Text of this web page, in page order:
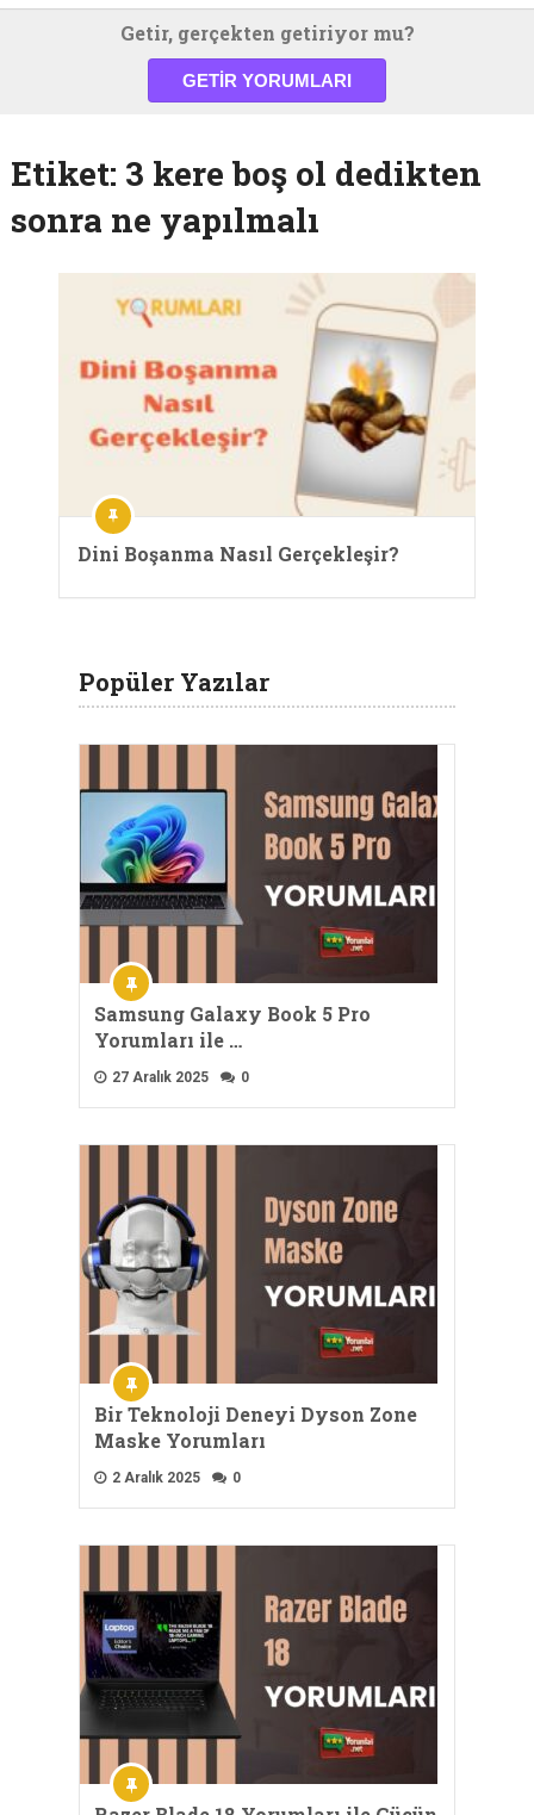
Getir, gerçekten getiriyor mu?
GETIR YORUMLARI
Etiket: 3 kere boş ol dedikten
sonra ne yapılmalı
Dini Boşanma Nasıl Gerçekleşir?
Popüler Yazılar
Samsung Galaxy Book 5 Pro
Yorumları ile …
27 Aralık 2025 0
Bir Teknoloji Deneyi Dyson Zone
Maske Yorumları
2 Aralık 2025 0